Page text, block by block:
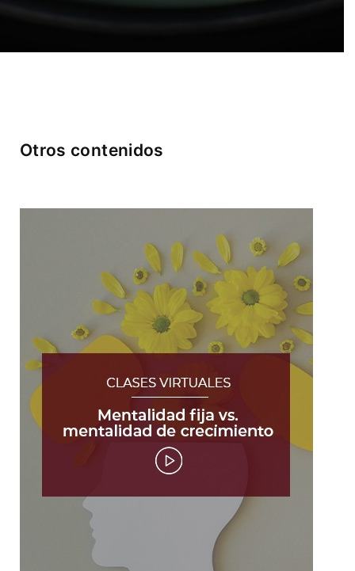
Otros contenidos